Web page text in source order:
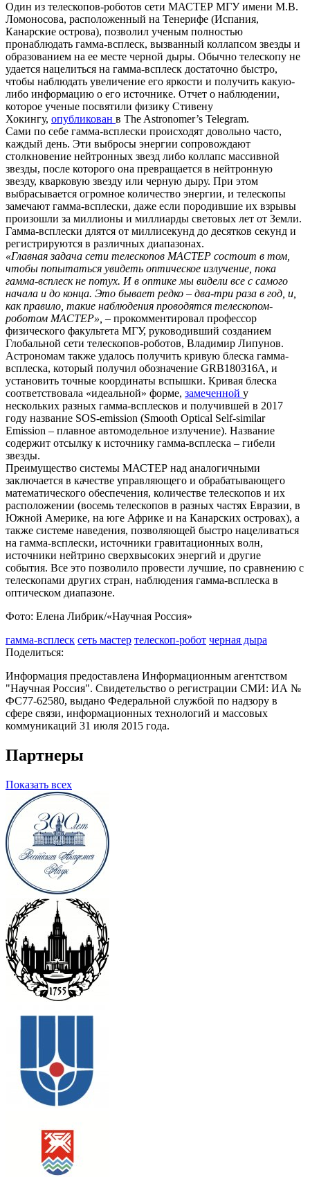
Один из телескопов-роботов сети МАСТЕР МГУ имени М.В.
Ломоносова, расположенный на Тенерифе (Испания,
Канарские острова), позволил ученым полностью
пронаблюдать гамма-всплеск, вызванный коллапсом звезды и
образованием на ее месте черной дыры. Обычно телескопу не
удается нацелиться на гамма-всплеск достаточно быстро,
чтобы наблюдать увеличение его яркости и получить какую-
либо информацию о его источнике. Отчет о наблюдении,
которое ученые посвятили физику Стивену
Хокингу, опубликован в The Astronomer’s Telegram.
Сами по себе гамма-всплески происходят довольно часто,
каждый день. Эти выбросы энергии сопровождают
столкновение нейтронных звезд либо коллапс массивной
звезды, после которого она превращается в нейтронную
звезду, кварковую звезду или черную дыру. При этом
выбрасывается огромное количество энергии, и телескопы
замечают гамма-всплески, даже если породившие их взрывы
произошли за миллионы и миллиарды световых лет от Земли.
Гамма-всплески длятся от миллисекунд до десятков секунд и
регистрируются в различных диапазонах.
«Главная задача сети телескопов МАСТЕР состоит в том,
чтобы попытаться увидеть оптическое излучение, пока
гамма-всплеск не потух. И в оптике мы видели все с самого
начала и до конца. Это бывает редко – два-три раза в год, и,
как правило, такие наблюдения проводятся телескопом-
роботом МАСТЕР», – прокомментировал профессор
физического факультета МГУ, руководивший созданием
Глобальной сети телескопов-роботов, Владимир Липунов.
Астрономам также удалось получить кривую блеска гамма-
всплеска, который получил обозначение GRB180316A, и
установить точные координаты вспышки. Кривая блеска
соответствовала «идеальной» форме, замеченной у
нескольких разных гамма-всплесков и получившей в 2017
году название SOS-emission (Smooth Optical Self-similar
Emission – плавное автомодельное излучение). Название
содержит отсылку к источнику гамма-всплеска – гибели
звезды.
Преимущество системы МАСТЕР над аналогичными
заключается в качестве управляющего и обрабатывающего
математического обеспечения, количестве телескопов и их
расположении (восемь телескопов в разных частях Евразии, в
Южной Америке, на юге Африке и на Канарских островах), а
также системе наведения, позволяющей быстро нацеливаться
на гамма-всплески, источники гравитационных волн,
источники нейтрино сверхвысоких энергий и другие
события. Все это позволило провести лучшие, по сравнению с
телескопами других стран, наблюдения гамма-всплеска в
оптическом диапазоне.
Фото: Елена Либрик/«Научная Россия»
гамма-всплеск сеть мастер телескоп-робот черная дыра
Поделиться:
Информация предоставлена Информационным агентством
"Научная Россия". Свидетельство о регистрации СМИ: ИА №
ФС77-62580, выдано Федеральной службой по надзору в
сфере связи, информационных технологий и массовых
коммуникаций 31 июля 2015 года.
Партнеры
Показать всех